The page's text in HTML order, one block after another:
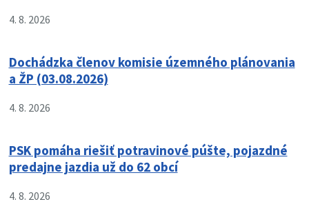
4. 8. 2026
Dochádzka členov komisie územného plánovania
a ŽP (03.08.2026)
4. 8. 2026
PSK pomáha riešiť potravinové púšte, pojazdné
predajne jazdia už do 62 obcí
4. 8. 2026